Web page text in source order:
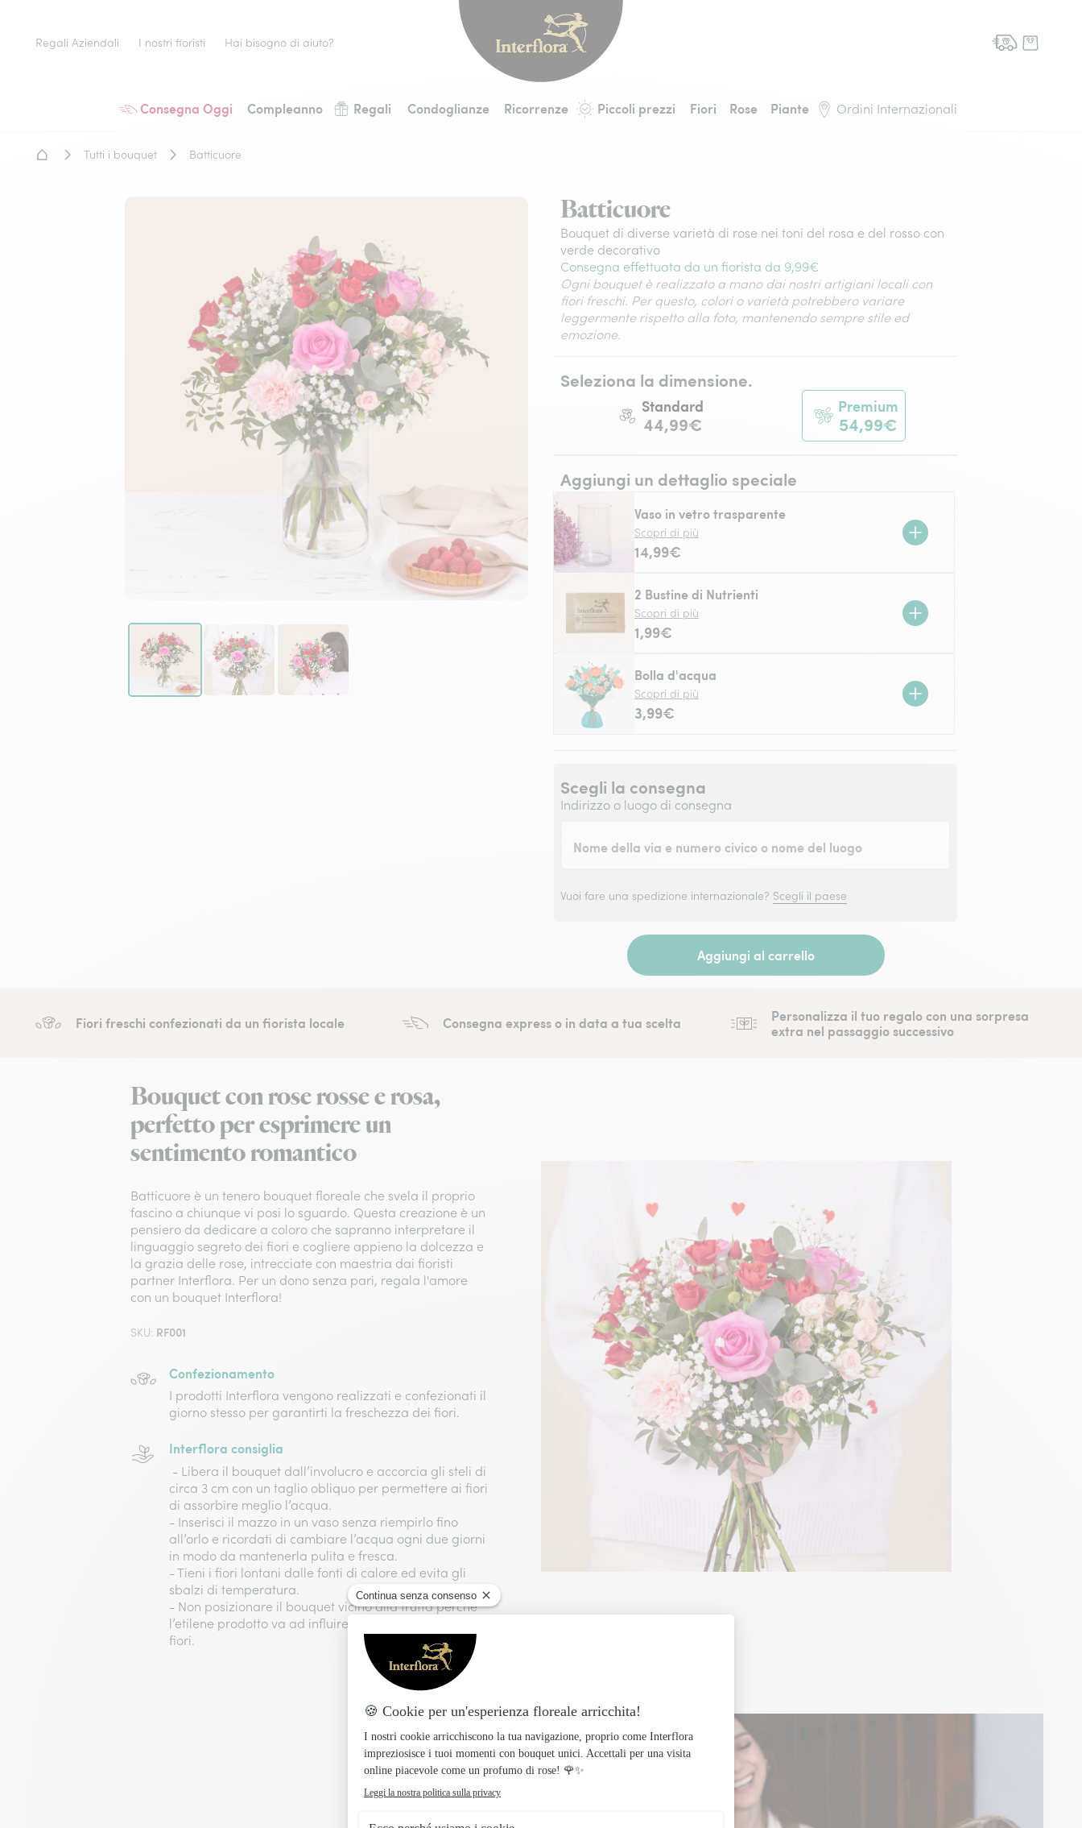
Consegna Oggi Compleanno Regali Condoglianze Ricorrenze Piccoli prezzi Fiori Rose Piante Ordini Internazionali
Regali Aziendali I nostri fioristi Hai bisogno di aiuto?
Home - Fiori a domicilio
Tutti i bouquet Batticuore
Batticuore
Bouquet di diverse varietà di rose nei toni del rosa e del rosso con
verde decorativo
Consegna effettuata da un fiorista da 9,99€
Ogni bouquet è realizzato a mano dai nostri artigiani locali con
fiori freschi. Per questo, colori o varietà potrebbero variare
leggermente rispetto alla foto, mantenendo sempre stile ed
emozione.
Seleziona la dimensione.
Standard
44,99€
Premium
54,99€
Aggiungi un dettaglio speciale
Vaso in vetro trasparente
Scopri di più
14,99€
2 Bustine di Nutrienti
Scopri di più
1,99€
Bolla d'acqua
Scopri di più
3,99€
Scegli la consegna
Indirizzo o luogo di consegna
Nome della via e numero civico o nome del luogo
Vuoi fare una spedizione internazionale? Scegli il paese
Aggiungi al carrello
Fiori freschi confezionati da un fiorista locale Consegna express o in data a tua scelta
Personalizza il tuo regalo con una sorpresa
extra nel passaggio successivo
Bouquet con rose rosse e rosa,
perfetto per esprimere un
sentimento romantico
Batticuore è un tenero bouquet floreale che svela il proprio
fascino a chiunque vi posi lo sguardo. Questa creazione è un
pensiero da dedicare a coloro che sapranno interpretare il
linguaggio segreto dei fiori e cogliere appieno la dolcezza e
la grazia delle rose, intrecciate con maestria dai fioristi
partner Interflora. Per un dono senza pari, regala l'amore
con un bouquet Interflora!
SKU: RF001
Confezionamento
I prodotti Interflora vengono realizzati e confezionati il
giorno stesso per garantirti la freschezza dei fiori.
Interflora consiglia
- Libera il bouquet dall’involucro e accorcia gli steli di
circa 3 cm con un taglio obliquo per permettere ai fiori
di assorbire meglio l’acqua.
- Inserisci il mazzo in un vaso senza riempirlo fino
all’orlo e ricordati di cambiare l’acqua ogni due giorni
in modo da mantenerla pulita e fresca.
- Tieni i fiori lontani dalle fonti di calore ed evita gli
sbalzi di temperatura.
- Non posizionare il bouquet vicino alla frutta perché
l’etilene prodotto va ad influire sulla maturazione dei
fiori.